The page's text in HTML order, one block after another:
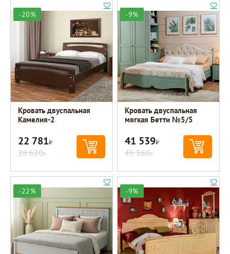
-20%
Кровать двуспальная
Камелия-2
22 781Р
28 620Р
-9%
Кровать двуспальная
мягкая Бетти №5/5
41 539Р
45 560Р
-22% -9%